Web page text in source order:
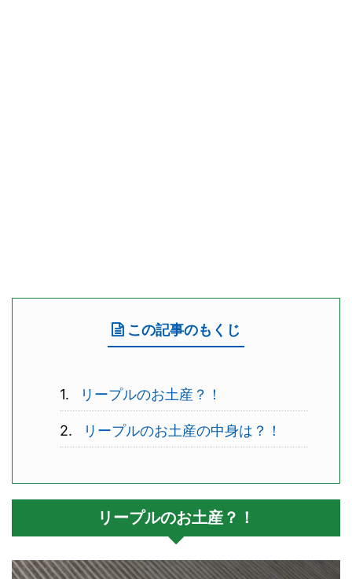
この記事のもくじ
リープルのお土産？！
リープルのお土産の中身は？！
リープルのお土産？！